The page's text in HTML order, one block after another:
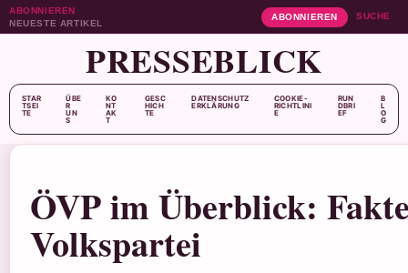
ABONNIEREN
NEUESTE ARTIKEL
ABONNIEREN SUCHE
PRESSEBLICK
STAR
TSEI
TE
ÜBE
R
UN
S
KO
NT
AK
T
GESC
HICH
TE
DATENSCHUTZ
ERKLÄRUNG
COOKIE-
RICHTLINI
E
RUN
DBRI
EF
B
L
O
G
ÖVP im Überblick:
Volkspartei